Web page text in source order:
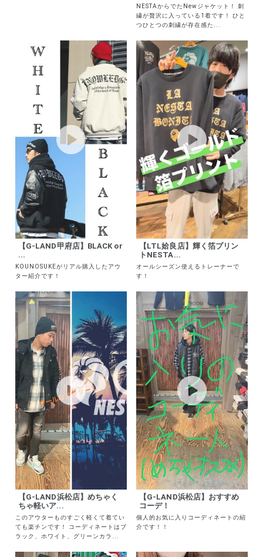
NESTAからでたNewジャケット！ 刺
繍が贅沢に入っている1着です！ ひと
つひとつの刺繍が存在感た...
【G-LAND甲府店】BLACK or
...
KOUNOSUKEがリアル購入したアウ
ター紹介です！
【LTL姶良店】輝く箔プリン
トNESTA...
オールシーズン使えるトレーナーで
す！
【G-LAND浜松店】めちゃく
ちゃ軽いア...
このアウターものすごく軽くて着てい
ても楽チンです！ コーディネートはブ
ラック、ホワイト、グリーンカラ...
【G-LAND浜松店】おすすめ
コーデ！
個人的お気に入りコーディネートの紹
介です！！